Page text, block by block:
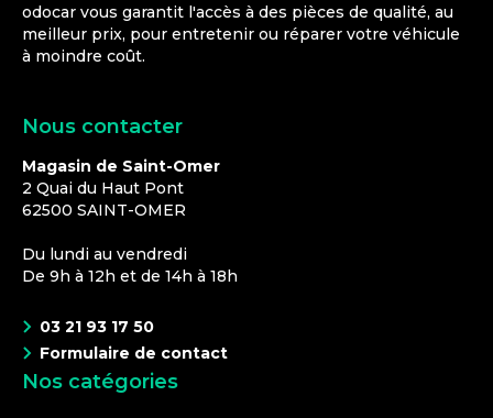
odocar vous garantit l'accès à des pièces de qualité, au
meilleur prix, pour entretenir ou réparer votre véhicule
à moindre coût.
Nous contacter
Magasin de Saint-Omer
2 Quai du Haut Pont
62500 SAINT-OMER
Du lundi au vendredi
De 9h à 12h et de 14h à 18h
03 21 93 17 50
Formulaire de contact
Nos catégories